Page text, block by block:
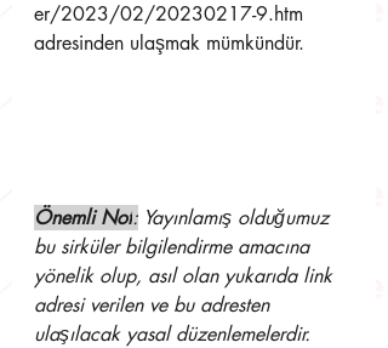
er/2023/02/20230217-9.htm
adresinden ulaşmak mümkündür.
Önemli Not: Yayınlamış olduğumuz
bu sirküler bilgilendirme amacına
yönelik olup, asıl olan yukarıda link
adresi verilen ve bu adresten
ulaşılacak yasal düzenlemelerdir.